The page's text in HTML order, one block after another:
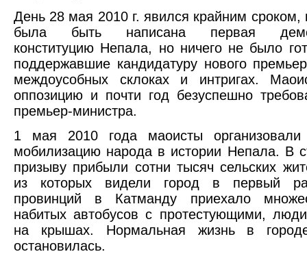
День 28 мая 2010 г. явился крайним сроком,
была быть написана первая
конституцию Непала, но ничего не было
поддержавшие кандидатуру нового
междоусобных склоках и интригах.
оппозицию и почти год безуспешно
премьер-министра.
1 мая 2010 года маоисты организовали
мобилизацию народа в истории Непала. В
призыву прибыли сотни тысяч сельских
из которых видели город в первый
провинций в Катманду приехало
набитых автобусов с протестующими,
на крышах. Нормальная жизнь в
остановилась.